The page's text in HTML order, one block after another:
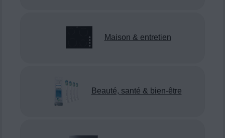
Maison & entretien
Beauté, santé & bien-être